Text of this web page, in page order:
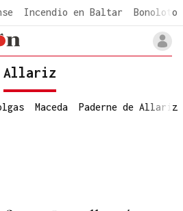
Incendio en Baltar Bonoloto
Allariz
Maceda Paderne de Allariz